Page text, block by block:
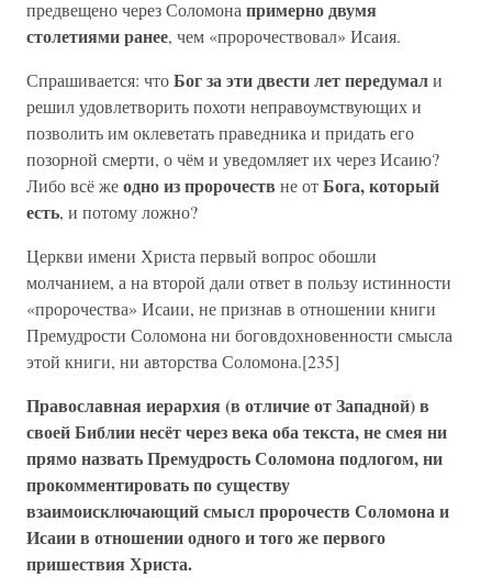
предвещено через Соломона примерно двумя
столетиями ранее, чем «пророчествовал» Исаия.
Спрашивается: чтоБог за эти двести лет передумали
решил удовлетворить похоти неправоумствующих и
позволить им оклеветать праведника и придать его
позорной смерти, о чём и уведомляет их через Исаию?
Либо всё жеодно из пророчеств не отБога, который
есть, и потому ложно?
Церкви имени Христа первый вопрос обошли
молчанием, а на второй дали ответ в пользу истинности
«пророчества» Исаии, не признав в отношении книги
Премудрости Соломона ни боговдохновенности смысла
этой книги, ни авторства Соломона.[235]
Православная иерархия (в отличие от Западной) в
своей Библии несёт через века оба текста, не смея ни
прямо назвать Премудрость Соломона подлогом, ни
прокомментировать по существу
взаимоисключающий смысл пророчеств Соломона и
Исаии в отношении одного и того же первого
пришествия Христа.